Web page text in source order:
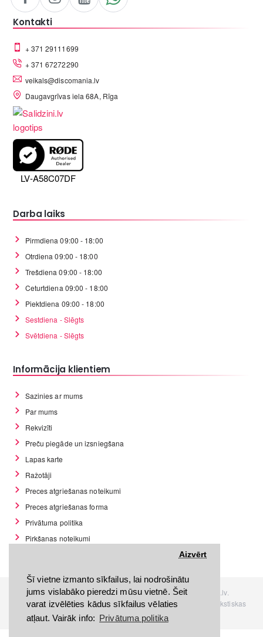
Šī vietne izmanto sīkfailus, lai nodrošinātu
jums vislabāko pieredzi mūsu vietnē. Šeit
varat izvēlēties kādus sīkfailus vēlaties
atļaut. Vairāk info: Privātuma politika
Aizvērt
Kontakti
+ 371 29111699
+ 371 67272290
veikals@discomania.lv
Daugavgrīvas iela 68A, Rīga
LV-A58C07DF
Darba laiks
Pirmdiena 09:00 - 18:00
Otrdiena 09:00 - 18:00
Trešdiena 09:00 - 18:00
Ceturtdiena 09:00 - 18:00
Piektdiena 09:00 - 18:00
Sestdiena - Slēgts
Svētdiena - Slēgts
Informācija klientiem
Sazinies ar mums
Par mums
Rekvizīti
Preču piegāde un izsniegšana
Lapas karte
Ražotāji
Preces atgriešanas noteikumi
Preces atgriešanas forma
Privātuma politika
Pirkšanas noteikumi
Visas tiesības rezervētas. Interneta veikals www.Discomania.lv.
Jebkuras Discomania.lv informācijas pārpublicēšana, bez rakstiskas
atļaujas, stingri aizliegta.